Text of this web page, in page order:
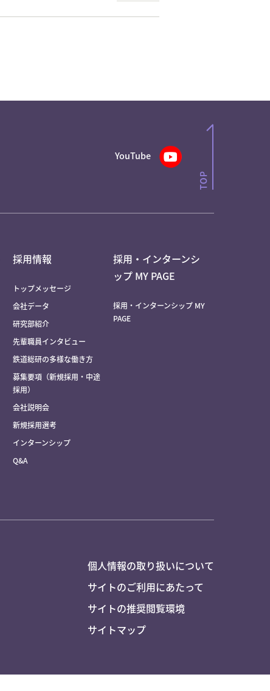
YouTube
採用情報
トップメッセージ
会社データ
研究部紹介
先輩職員インタビュー
鉄道総研の多様な働き方
募集要項（新規採用・中途
採用）
会社説明会
新規採用選考
インターンシップ
Q&A
採用・インターンシ
ップ MY PAGE
採用・インターンシップ MY
PAGE
個人情報の取り扱いについて
サイトのご利用にあたって
サイトの推奨閲覧環境
サイトマップ